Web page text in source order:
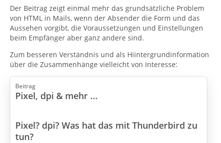
Der Beitrag zeigt einmal mehr das grundsätzliche Problem
von HTML in Mails, wenn der Absender die Form und das
Aussehen vorgibt, die Voraussetzungen und Einstellungen
beim Empfänger aber ganz andere sind.
Zum besseren Verständnis und als Hiintergrundinformation
über die Zusammenhänge vielleicht von Interesse:
Beitrag
Pixel, dpi & mehr …
Pixel? dpi? Was hat das mit Thunderbird zu
tun?